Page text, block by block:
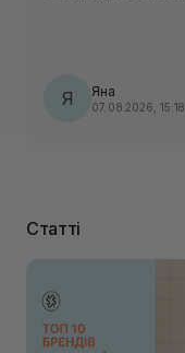
Я Яна
07.08.2026, 15:18
Статті